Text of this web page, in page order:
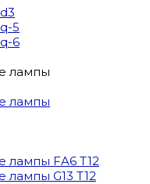
5
6
лампы
лампы
FA6 T12
G13 T12